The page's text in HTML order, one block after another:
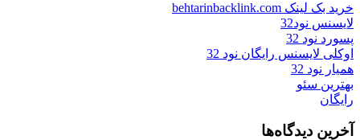
خرید بک لینک behtarinbacklink.com
لایسنس نود32
پسورد نود 32
اوکلی لایسنس رایگان نود 32
همیار نود 32
بهترین سئو
رایگان
آخرین دیدگاه‌ها